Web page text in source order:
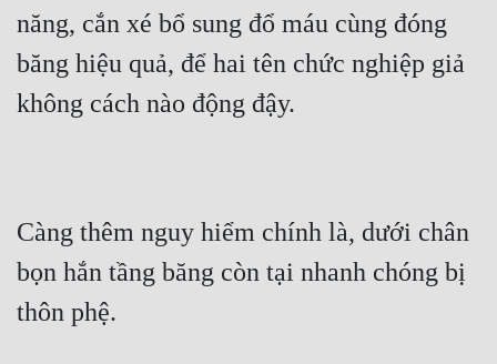
năng, cắn xé bổ sung đổ máu cùng đóng
băng hiệu quả, để hai tên chức nghiệp giả
không cách nào động đậy.
Càng thêm nguy hiểm chính là, dưới chân
bọn hắn tầng băng còn tại nhanh chóng bị
thôn phệ.